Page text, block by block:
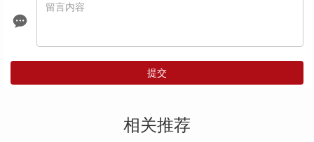
提交
相关推荐